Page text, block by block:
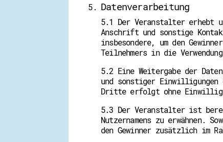
Datenverarbeitung
5.1 Der Veranstalter erhebt
Anschrift und sonstige
insbesondere, um den
Teilnehmers in die
5.2 Eine Weitergabe der
und sonstiger Einwilligungen
Dritte erfolgt ohne
5.3 Der Veranstalter ist
Nutzernamens zu
den Gewinner zusätzlich im